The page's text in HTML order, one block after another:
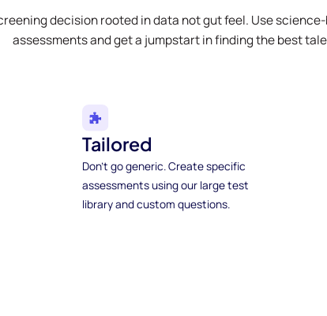
decision rooted in data not gut feel. Use
assessments and get a jumpstart in finding the best
Tailored
Don't go generic. Create specific
assessments using our large test
library and custom questions.